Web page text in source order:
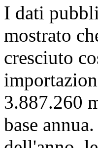
I dati
mostrato
cresciuto
3.887.260
base